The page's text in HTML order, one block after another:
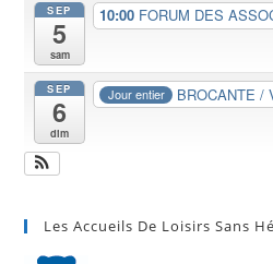
SEP
5
sam
10:00 FORUM DES
SEP
6
dim
Jour entier BROCANTE /
Les Accueils De Loisirs Sans